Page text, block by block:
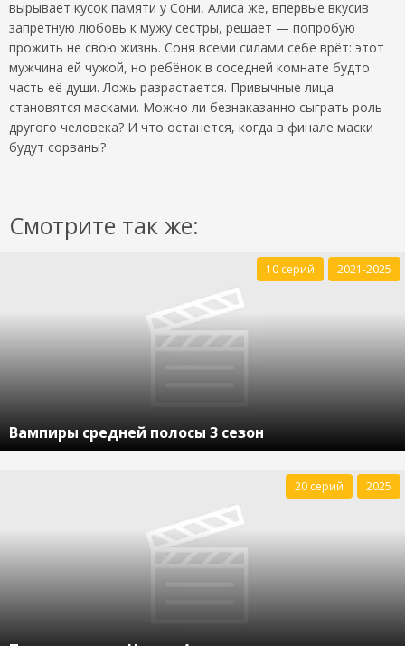
вырывает кусок памяти у Сони, Алиса же, впервые вкусив
запретную любовь к мужу сестры, решает — попробую
прожить не свою жизнь. Соня всеми силами себе врёт: этот
мужчина ей чужой, но ребёнок в соседней комнате будто
часть её души. Ложь разрастается. Привычные лица
становятся масками. Можно ли безнаказанно сыграть роль
другого человека? И что останется, когда в финале маски
будут сорваны?
Смотрите так же:
Вампиры средней полосы 3 сезон
10 серий 2021-2025
20 серий 2025